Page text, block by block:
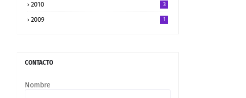
2010 3
2009 1
CONTACTO
Nombre